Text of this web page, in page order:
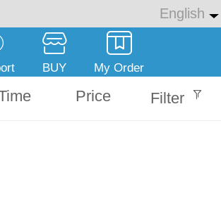
English
English
繁体
BUY My Order
Price Filter